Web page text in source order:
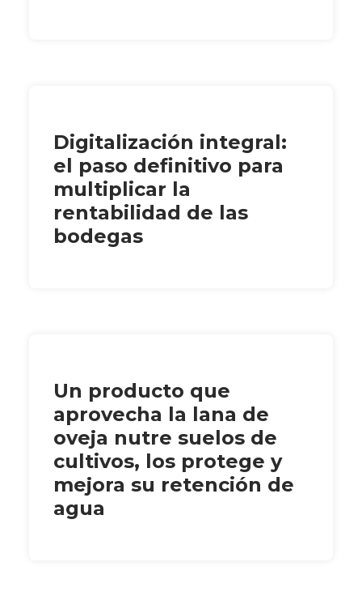
Digitalización integral:
el paso definitivo para
multiplicar la
rentabilidad de las
bodegas
Un producto que
aprovecha la lana de
oveja nutre suelos de
cultivos, los protege y
mejora su retención de
agua